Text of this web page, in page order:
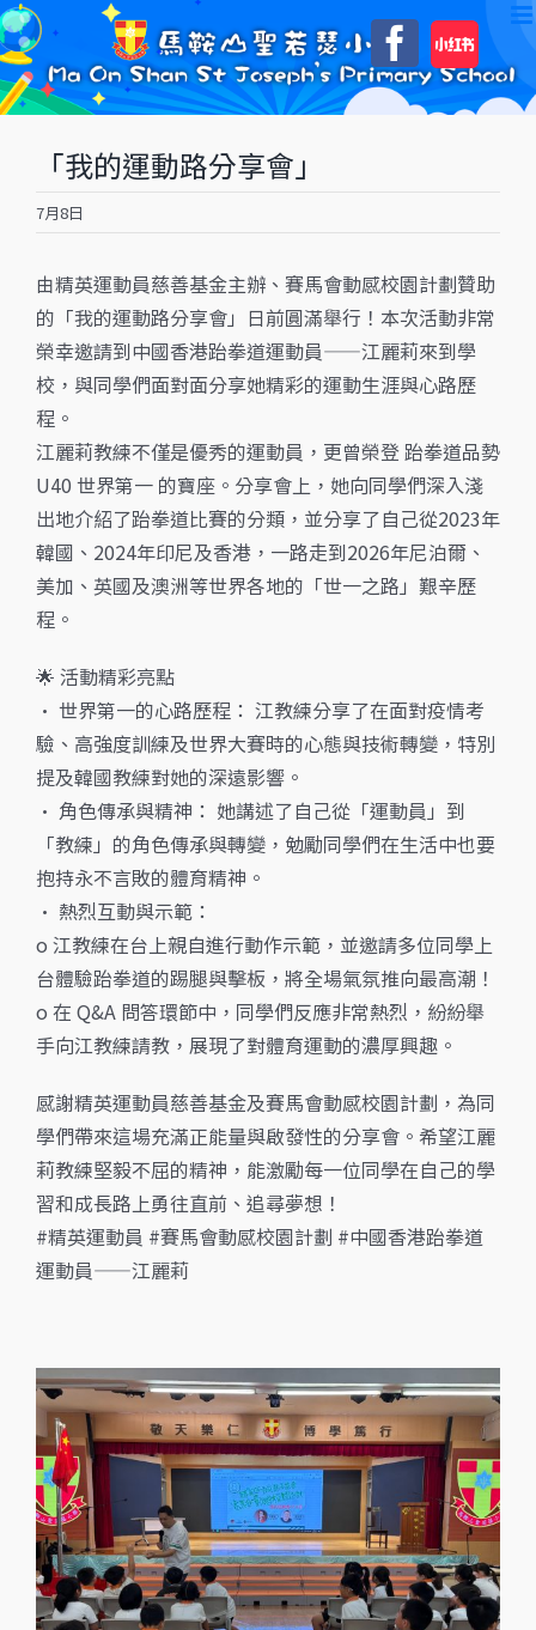
Skip
to
content
自
訂
「我的運動路分享會」
7月8日
由精英運動員慈善基金主辦、賽馬會動感校園計劃贊助
的「我的運動路分享會」日前圓滿舉行！本次活動非常
榮幸邀請到中國香港跆拳道運動員——江麗莉來到學
校，與同學們面對面分享她精彩的運動生涯與心路歷
程。
江麗莉教練不僅是優秀的運動員，更曾榮登 跆拳道品勢
U40 世界第一 的寶座。分享會上，她向同學們深入淺
出地介紹了跆拳道比賽的分類，並分享了自己從2023年
韓國、2024年印尼及香港，一路走到2026年尼泊爾、
美加、英國及澳洲等世界各地的「世一之路」艱辛歷
程。
🌟 活動精彩亮點
• 世界第一的心路歷程： 江教練分享了在面對疫情考
驗、高強度訓練及世界大賽時的心態與技術轉變，特別
提及韓國教練對她的深遠影響。
• 角色傳承與精神： 她講述了自己從「運動員」到
「教練」的角色傳承與轉變，勉勵同學們在生活中也要
抱持永不言敗的體育精神。
• 熱烈互動與示範：
o 江教練在台上親自進行動作示範，並邀請多位同學上
台體驗跆拳道的踢腿與擊板，將全場氣氛推向最高潮！
o 在 Q&A 問答環節中，同學們反應非常熱烈，紛紛舉
手向江教練請教，展現了對體育運動的濃厚興趣。
感謝精英運動員慈善基金及賽馬會動感校園計劃，為同
學們帶來這場充滿正能量與啟發性的分享會。希望江麗
莉教練堅毅不屈的精神，能激勵每一位同學在自己的學
習和成長路上勇往直前、追尋夢想！
#精英運動員 #賽馬會動感校園計劃 #中國香港跆拳道
運動員——江麗莉